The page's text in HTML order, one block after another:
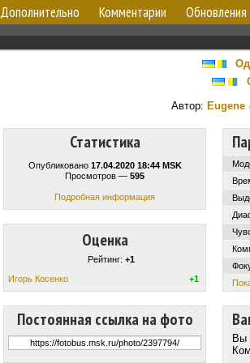
Дополнительно Комментарии Обновления
Автор: Eugene ·
Статистика
Опубликовано 17.04.2020 18:44 MSK
Просмотров — 595
Подробная информация
Оценка
Рейтинг: +1
Игорь Косенко
+1
Постоянная ссылка на фото
Вы